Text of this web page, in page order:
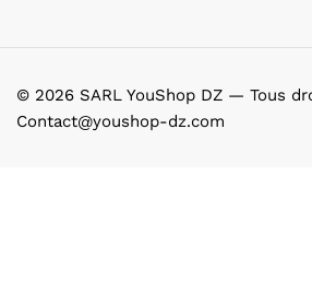
© 2026 SARL YouShop DZ — Tous
Contact@youshop-dz.com